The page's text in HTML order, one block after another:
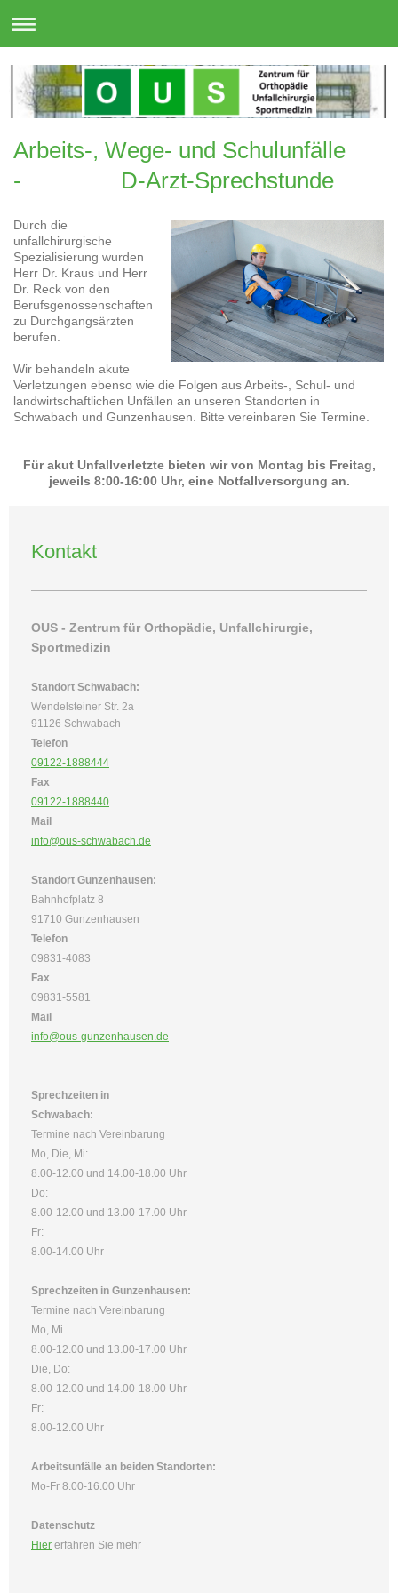
Arbeits-, Wege- und Schulunfälle
- D-Arzt-Sprechstunde
Durch die
unfallchirurgische
Spezialisierung wurden
Herr Dr. Kraus und Herr
Dr. Reck von den
Berufsgenossenschaften
zu Durchgangsärzten
berufen.
Wir behandeln akute
Verletzungen ebenso wie die Folgen aus Arbeits-, Schul- und
landwirtschaftlichen Unfällen an unseren Standorten in
Schwabach und Gunzenhausen. Bitte vereinbaren Sie Termine.
Für akut Unfallverletzte bieten wir von Montag bis Freitag,
jeweils 8:00-16:00 Uhr, eine Notfallversorgung an.
Kontakt
OUS - Zentrum für Orthopädie, Unfallchirurgie,
Sportmedizin
Standort Schwabach:
Wendelsteiner Str. 2a
91126 Schwabach
Telefon
09122-1888444
Fax
09122-1888440
Mail
info@ous-schwabach.de
Standort Gunzenhausen:
Bahnhofplatz 8
91710 Gunzenhausen
Telefon
09831-4083
Fax
09831-5581
Mail
info@ous-gunzenhausen.de
Sprechzeiten in
Schwabach:
Termine nach Vereinbarung
Mo, Die, Mi:
8.00-12.00 und 14.00-18.00 Uhr
Do:
8.00-12.00 und 13.00-17.00 Uhr
Fr:
8.00-14.00 Uhr
Sprechzeiten in Gunzenhausen:
Termine nach Vereinbarung
Mo, Mi
8.00-12.00 und 13.00-17.00 Uhr
Die, Do:
8.00-12.00 und 14.00-18.00 Uhr
Fr:
8.00-12.00 Uhr
Arbeitsunfälle an beiden Standorten:
Mo-Fr 8.00-16.00 Uhr
Datenschutz
Hier erfahren Sie mehr